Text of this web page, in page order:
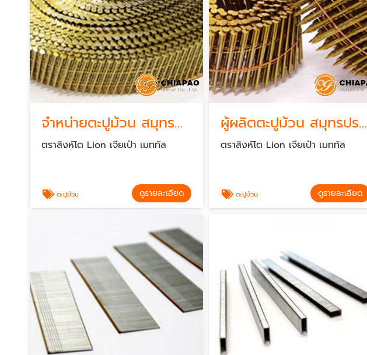
จำหน่ายตะปูม้วน สมุทรปราการ
ตราสิงห์โต Lion เจียเป่า เมททัล
ตะปูม้วน ดูรายละเอียด
ผู้ผลิตตะปูม้วน สมุทรปราการ
ตราสิงห์โต Lion เจียเป่า เมททัล
ตะปูม้วน ดูรายละเอียด